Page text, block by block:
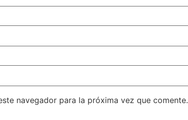
navegador para la próxima vez que comente.